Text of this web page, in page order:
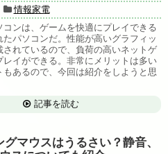
情報家電
コンは、ゲームを快適にプレイできる
たパソコンだ。性能が高いグラフィッ
されているので、負荷の高いネットゲ
レイができる。非常にメリットは多い
もあるので、今回は紹介をしようと思
記事を読む
グマウスはうるさい？静音、